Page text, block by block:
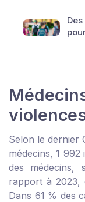
Selon le dernier
médecins, 1
des
rapport à 2023,
Dans 61 % des